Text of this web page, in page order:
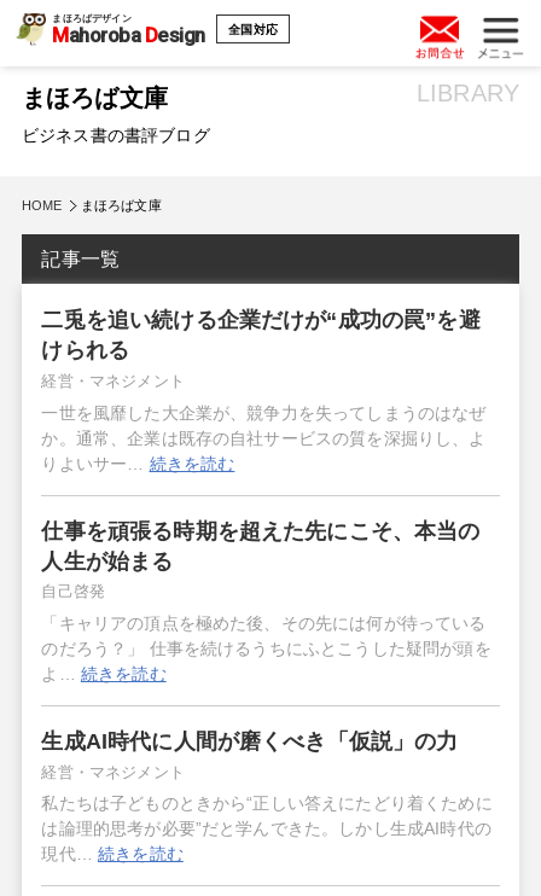
まほろばデザイン
Mahoroba Design 全国対応
まほろば文庫 LIBRARY
ビジネス書の書評ブログ
HOME まほろば文庫
記事一覧
二兎を追い続ける企業だけが“成功の罠”を避
けられる
経営・マネジメント
一世を風靡した大企業が、競争力を失ってしまうのはなぜ
か。通常、企業は既存の自社サービスの質を深掘りし、よ
りよいサー… 続きを読む
仕事を頑張る時期を超えた先にこそ、本当の
人生が始まる
自己啓発
「キャリアの頂点を極めた後、その先には何が待っている
のだろう？」 仕事を続けるうちにふとこうした疑問が頭を
よ… 続きを読む
生成AI時代に人間が磨くべき「仮説」の力
経営・マネジメント
私たちは子どものときから“正しい答えにたどり着くために
は論理的思考が必要”だと学んできた。しかし生成AI時代の
現代…続きを読む